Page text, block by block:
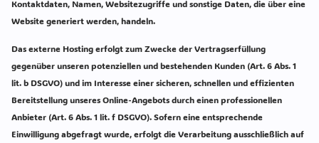
Kontaktdaten, Namen, Websitezugriffe und sonstige Daten, die über eine
Website generiert werden, handeln.
Das externe Hosting erfolgt zum Zwecke der Vertragserfüllung
gegenüber unseren potenziellen und bestehenden Kunden (Art. 6 Abs. 1
lit. b DSGVO) und im Interesse einer sicheren, schnellen und effizienten
Bereitstellung unseres Online-Angebots durch einen professionellen
Anbieter (Art. 6 Abs. 1 lit. f DSGVO). Sofern eine entsprechende
Einwilligung abgefragt wurde, erfolgt die Verarbeitung ausschließlich auf